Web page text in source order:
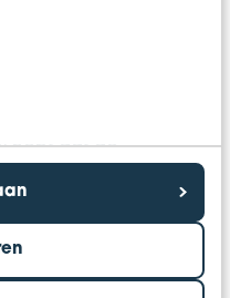
hebt dat de
van je